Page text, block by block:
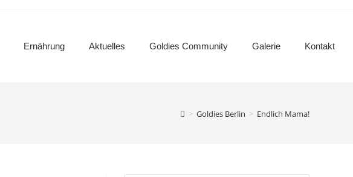
Ernährung Aktuelles Goldies Community Galerie Kontakt
> Goldies Berlin > Endlich Mama!